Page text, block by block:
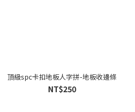
頂級spc卡扣地板人字拼-地板收邊條
NT$250